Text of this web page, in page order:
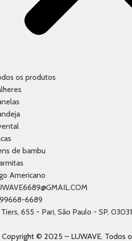
os produtos
de bambu
Americano
99668-6689
Tiers, 655 - Pari, São Paulo - SP,
Copyright © 2025 – LUWAVE. Todos